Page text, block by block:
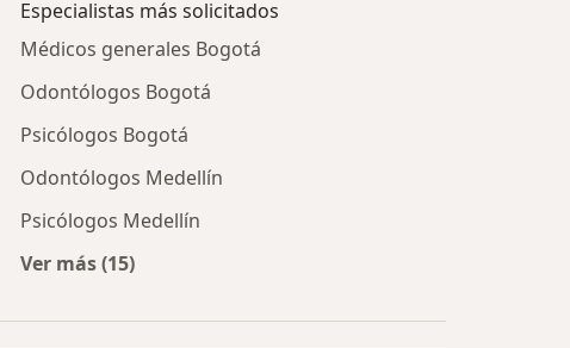
Especialistas más solicitados
Médicos generales Bogotá
Odontólogos Bogotá
Psicólogos Bogotá
Odontólogos Medellín
Psicólogos Medellín
Ver más (15)